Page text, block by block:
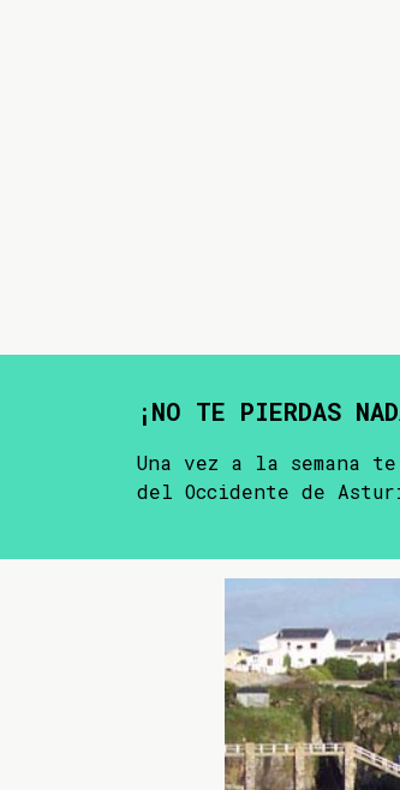
¡NO TE PIERDAS
Una vez a la semana
del Occidente de